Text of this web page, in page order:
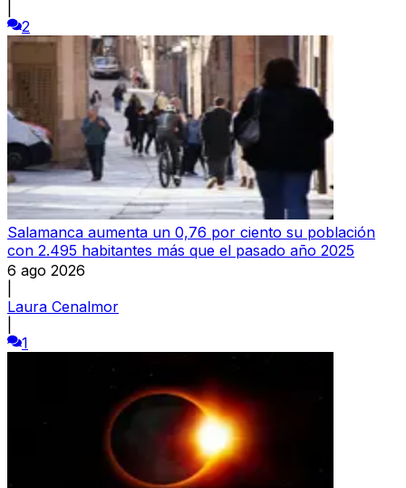
2
Salamanca aumenta un 0,76 por ciento su población
con 2.495 habitantes más que el pasado año 2025
6 ago 2026
Laura Cenalmor
1